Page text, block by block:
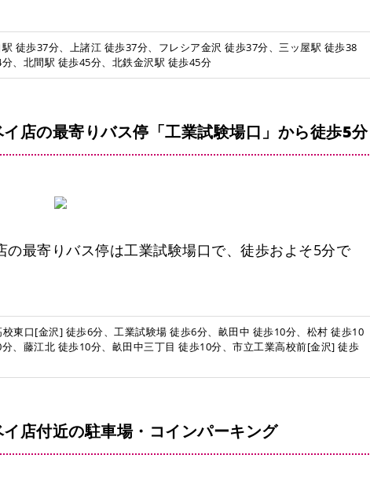
徒歩37分、上諸江 徒歩37分、フレシア金沢 徒歩37分、三ッ屋駅 徒歩38
、北間駅 徒歩45分、北鉄金沢駅 徒歩45分
店の最寄りバス停「工業試験場口」から徒歩5分
最寄りバス停は工業試験場口で、徒歩およそ5分で
東口[金沢] 徒歩6分、工業試験場 徒歩6分、畝田中 徒歩10分、松村 徒歩10
、藤江北 徒歩10分、畝田中三丁目 徒歩10分、市立工業高校前[金沢] 徒歩
店付近の駐車場・コインパーキング